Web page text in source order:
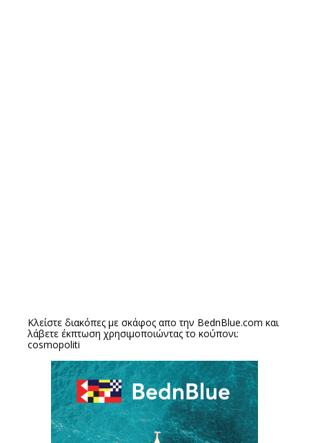
Κλείστε διακόπες με σκάφος απο την BednBlue.com και
λάβετε έκπτωση χρησιμοποιώντας το κούπονι:
cosmopoliti